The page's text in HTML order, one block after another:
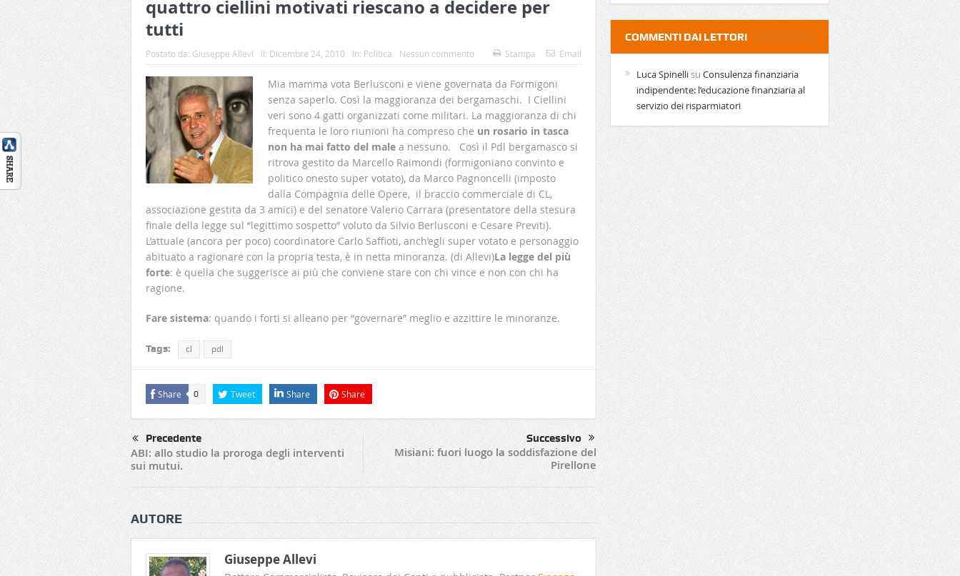
quattro ciellini motivati riescano a decidere per
tutti
Postato da: Giuseppe Allevi il: Dicembre 24, 2010 In: Politica Nessun commento Stampa Email
Mia mamma vota Berlusconi e viene governata da Formigoni
senza saperlo. Così la maggioranza dei bergamaschi. I Ciellini
veri sono 4 gatti organizzati come militari. La maggioranza di chi
frequenta le loro riunioni ha compreso che un rosario in tasca
non ha mai fatto del male a nessuno. Così il Pdl bergamasco si
ritrova gestito da Marcello Raimondi (formigoniano convinto e
politico onesto super votato), da Marco Pagnoncelli (imposto
dalla Compagnia delle Opere, il braccio commerciale di CL,
associazione gestita da 3 amici) e del senatore Valerio Carrara (presentatore della stesura
finale della legge sul “legittimo sospetto” voluto da Silvio Berlusconi e Cesare Previti).
L’attuale (ancora per poco) coordinatore Carlo Saffioti, anch’egli super votato e personaggio
abituato a ragionare con la propria testa, è in netta minoranza. (di Allevi)La legge del più
forte: è quella che suggerisce ai più che conviene stare con chi vince e non con chi ha
ragione.
Fare sistema: quando i forti si alleano per “governare” meglio e azzittire le minoranze.
Tags: cl pdl
Share 0 Tweet Share Share
Precedente
ABI: allo studio la proroga degli interventi
sui mutui.
Successivo
Misiani: fuori luogo la soddisfazione del
Pirellone
AUTORE
Giuseppe Allevi
COMMENTI DAI LETTORI
Luca Spinellisu Consulenza finanziaria
indipendente: l’educazione finanziaria al
servizio dei risparmiatori